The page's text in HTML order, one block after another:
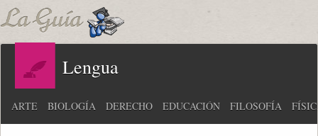
Lengua
ARTE BIOLOGÍA DERECHO EDUCACIÓN FILOSOFÍA